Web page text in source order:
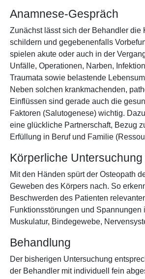
Anamnese-Gespräch
Zunächst lässt sich der Behandler die
schildern und gegebenenfalls
spielen akute oder auch in der
Unfälle, Operationen, Narben,
Traumata sowie belastende
Neben solchen krankmachenden,
Einflüssen sind gerade auch die
Faktoren (Salutogenese) wichtig.
eine glückliche Partnerschaft, Bezug
Erfüllung in Beruf und Familie
Körperliche Untersuchung
Mit den Händen spürt der Osteopath
Geweben des Körpers nach. So
Beschwerden des Patienten
Funktionsstörungen und Spannungen
Muskulatur, Bindegewebe,
Behandlung
Der bisherigen Untersuchung
der Behandler mit individuell fein